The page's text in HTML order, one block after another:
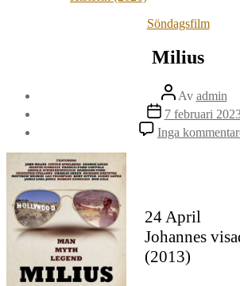
Kategorier
Söndagsfilm
Milius
Inläggsförfattare
Av admin
Inläggsdatum
7 februari
Inga
24 April
Johannes
(2013)